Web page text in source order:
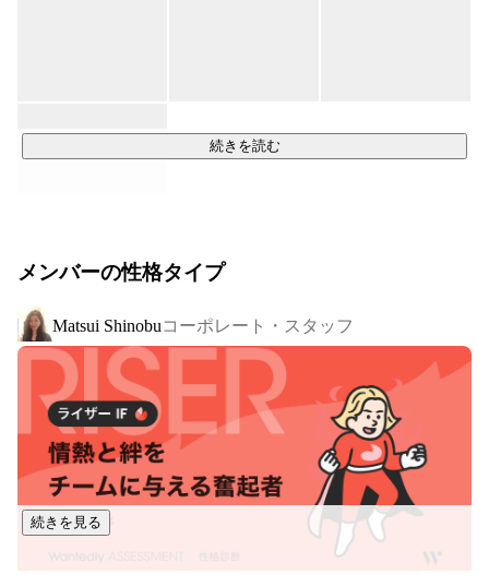
地域経済やコミュニティ活性化のツールとして、デジタル通
■私たちのMission
お金の移動コストと移動時間を限りなくゼロにする
"Who your are"を証明する力を、中央から個人へ
■私たちのVision
ブロックチェーン技術を用いて、誰もが安心してつながれる
社会の信頼インフラを構築し、瞬時・安全・効率的に価値の
やり取りができる社会を創る
■私たちが大切にするValue
・テクノロジーの力で、世界をよりよく、住みやすくする
・共に支え合い、日々進化するチームになる
続きを読む
メンバーの性格タイプ
Matsui Shinobuコーポレート・スタッフ
続きを見る